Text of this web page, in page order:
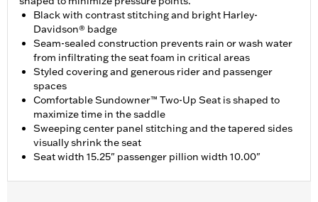
Black with contrast stitching and bright Harley-
Davidson® badge
Seam-sealed construction prevents rain or wash water
from infiltrating the seat foam in critical areas
Styled covering and generous rider and passenger
spaces
Comfortable Sundowner™ Two-Up Seat is shaped to
maximize time in the saddle
Sweeping center panel stitching and the tapered sides
visually shrink the seat
Seat width 15.25" passenger pillion width 10.00"